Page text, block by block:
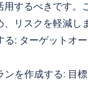
用するべきです。
リスクを軽減し
る: ターゲットオ
ンを作成する: 目